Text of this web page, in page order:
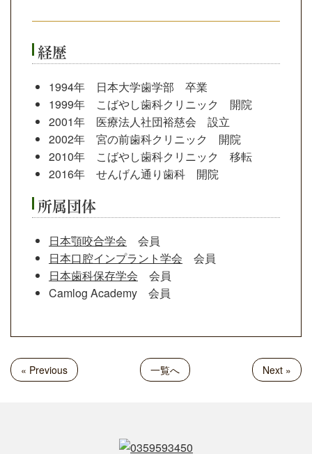
経歴
1994年 日本大学歯学部 卒業
1999年 こばやし歯科クリニック 開院
2001年 医療法人社団裕慈会 設立
2002年 宮の前歯科クリニック 開院
2010年 こばやし歯科クリニック 移転
2016年 せんげん通り歯科 開院
所属団体
日本顎咬合学会 会員
日本口腔インプラント学会 会員
日本歯科保存学会 会員
Camlog Academy 会員
« Previous 一覧へ Next »